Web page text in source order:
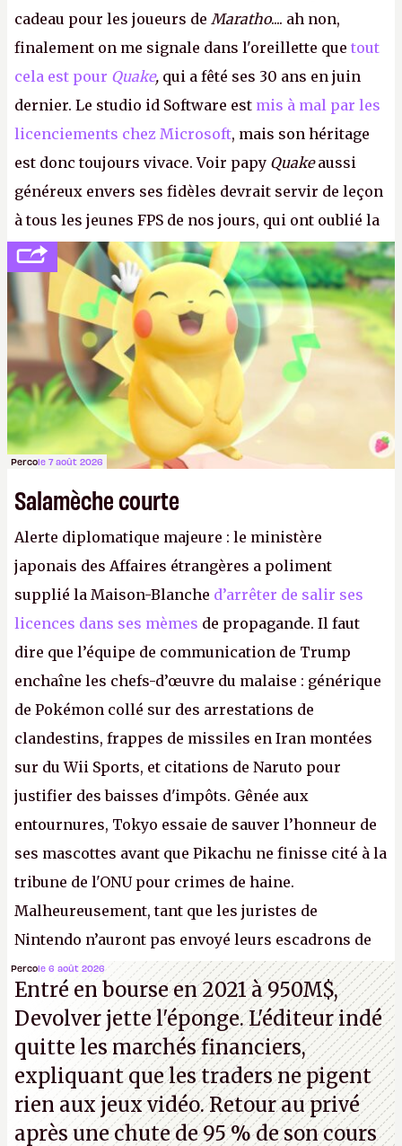
cadeau pour les joueurs de Maratho.... ah non,
finalement on me signale dans l'oreillette que tout
cela est pour Quake, qui a fêté ses 30 ans en juin
dernier. Le studio id Software est mis à mal par les
licenciements chez Microsoft, mais son héritage
est donc toujours vivace. Voir papy Quakeaussi
généreux envers ses fidèles devrait servir de leçon
à tous les jeunes FPS de nos jours, qui ont oublié la
politesse et le respect envers leurs joueurs et les
anciens. Il leur faudrait une bonne guerre des
consoles à ces petits cons !
Percole 7 août 2026
Salamèche courte
Alerte diplomatique majeure : le ministère
japonais des Affaires étrangères a poliment
supplié la Maison-Blanche d’arrêter de salir ses
licences dans ses mèmes de propagande. Il faut
dire que l’équipe de communication de Trump
enchaîne les chefs-d’œuvre du malaise : générique
de Pokémon collé sur des arrestations de
clandestins, frappes de missiles en Iran montées
sur du Wii Sports, et citations de Naruto pour
justifier des baisses d'impôts. Gênée aux
entournures, Tokyo essaie de sauver l’honneur de
ses mascottes avant que Pikachu ne finisse cité à la
tribune de l'ONU pour crimes de haine.
Malheureusement, tant que les juristes de
Nintendo n’auront pas envoyé leurs escadrons de
la mort judiciaires pour distribuer ducopyright
strikeà tour de bras, l'Oncle Sam continuera
d'étaler sa confiture intellectuelle sur vos
souvenirs d'enfance.P.
Percole 6 août 2026
Entré en bourse en 2021 à 950M$,
Devolver jette l'éponge. L'éditeur indé
quitte les marchés financiers,
expliquant que les traders ne pigent
rien aux jeux vidéo. Retour au privé
après une chute de 95 % de son cours